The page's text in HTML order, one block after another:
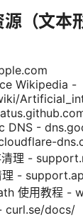
（文本
Wikipedia -
DNS -
理 -
理 -
使用教程 -
curl.se/docs/